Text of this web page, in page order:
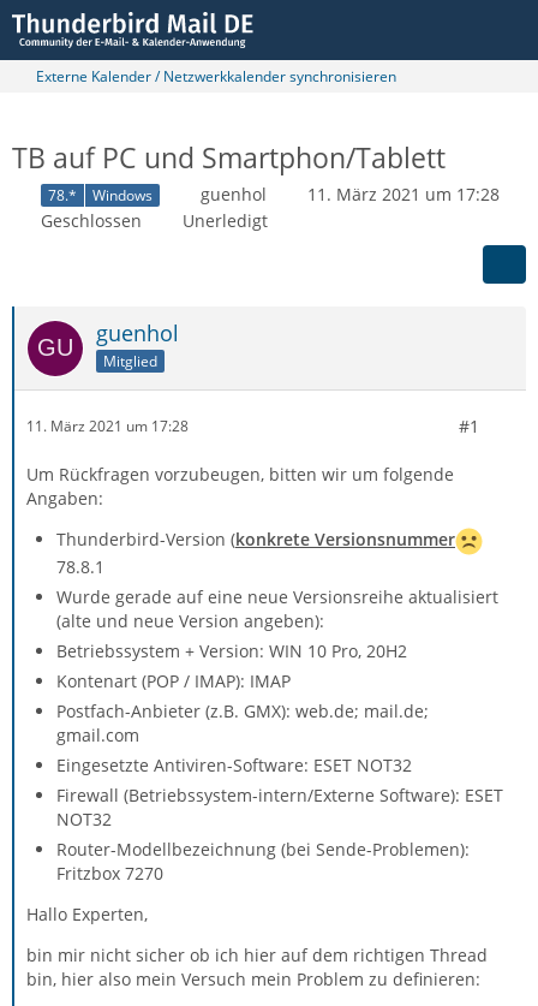
Externe Kalender / Netzwerkkalender synchronisieren
TB auf PC und Smartphon/Tablett
78.* Windows guenhol
11. März 2021 um 17:28
Geschlossen
Unerledigt
guenhol
Mitglied
11. März 2021 um 17:28 #1
Um Rückfragen vorzubeugen, bitten wir um folgende
Angaben:
Thunderbird-Version (konkrete Versionsnummer
78.8.1
Wurde gerade auf eine neue Versionsreihe aktualisiert
(alte und neue Version angeben):
Betriebssystem + Version: WIN 10 Pro, 20H2
Kontenart (POP / IMAP): IMAP
Postfach-Anbieter (z.B. GMX): web.de; mail.de;
gmail.com
Eingesetzte Antiviren-Software: ESET NOT32
Firewall (Betriebssystem-intern/Externe Software): ESET
NOT32
Router-Modellbezeichnung (bei Sende-Problemen):
Fritzbox 7270
Hallo Experten,
bin mir nicht sicher ob ich hier auf dem richtigen Thread
bin, hier also mein Versuch mein Problem zu definieren: